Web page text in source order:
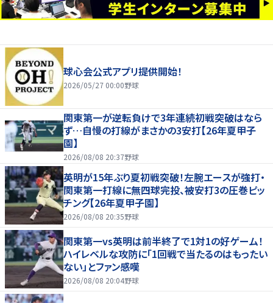
球心会公式アプリ提供開始！
2026/05/27 00:00野球
関東第一が逆転負けで3年連続初戦突破はなら
ず…自慢の打線がまさかの3安打【26年夏甲子
園】
2026/08/08 20:37野球
英明が15年ぶり夏初戦突破！左腕エースが強打・
関東第一打線に無四球完投、被安打3の圧巻ピッ
チング【26年夏甲子園】
2026/08/08 20:35野球
関東第一vs英明は前半終了で1対1の好ゲーム！
ハイレベルな攻防に「1回戦で当たるのはもったい
ない」とファン感嘆
2026/08/08 20:04野球